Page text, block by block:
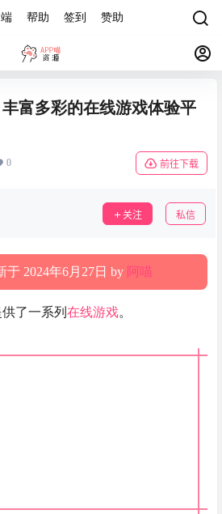
帮助 签到 赞助
富多彩的在线游戏体验平
0 前往下载
关注 私信
于 2024年6月27日 by 阿喵
了一系列 在线游戏。